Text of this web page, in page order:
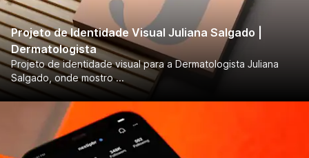
Projeto de Identidade Visual Juliana Salgado |
Dermatologista
Projeto de identidade visual para a Dermatologista Juliana
Salgado, onde mostro ...